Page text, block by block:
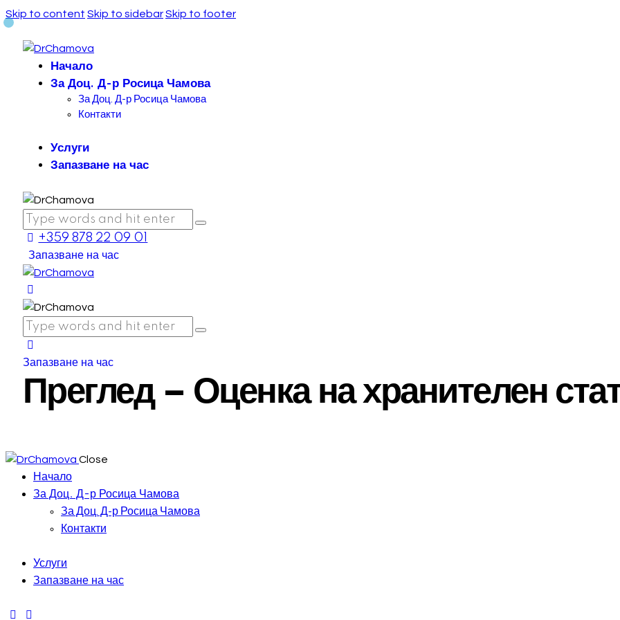
Skip to content Skip to sidebarSkip to footer
Начало
За Доц. Д-р Росица Чамова
За Доц. Д-р Росица Чамова
Контакти
Услуги
Запазване на час
+359 878 22 09 01
Запазване на час
Запазване на час
Преглед – Оценка на хранителен
Close
Начало
За Доц. Д-р Росица Чамова
За Доц. Д-р Росица Чамова
Контакти
Услуги
Запазване на час